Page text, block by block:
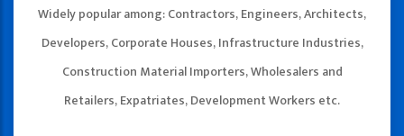
Widely popular among: Contractors, Engineers, Architects,
Developers, Corporate Houses, Infrastructure Industries,
Construction Material Importers, Wholesalers and
Retailers, Expatriates, Development Workers etc.